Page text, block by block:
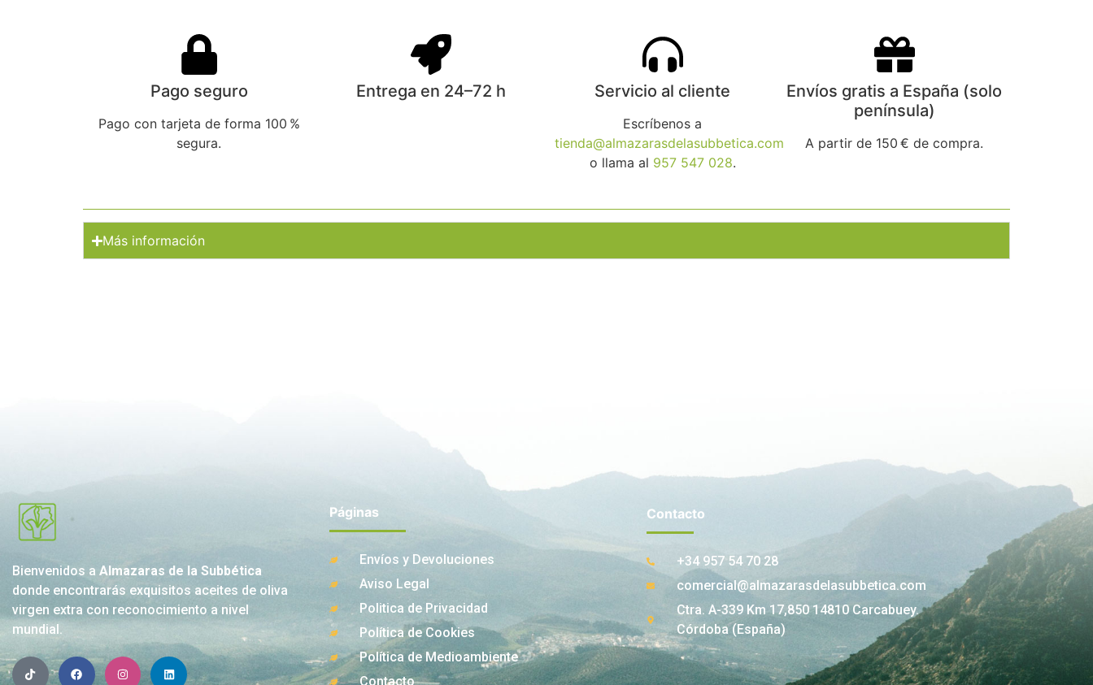
Pago seguro
Pago con tarjeta de forma 100 %
segura.
Entrega en 24–72 h Servicio al cliente
Escríbenos a
tienda@almazarasdelasubbetica.com
o llama al 957 547 028.
Envíos gratis a España (solo
península)
A partir de 150 € de compra.
Más información
Bienvenidos a Almazaras de la Subbética
donde encontrarás exquisitos aceites de oliva
virgen extra con reconocimiento a nivel
mundial.
Páginas
Envíos y Devoluciones
Aviso Legal
Politica de Privacidad
Política de Cookies
Política de Medioambiente
Contacto
Contacto
+34 957 54 70 28
comercial@almazarasdelasubbetica.com
Ctra. A-339 Km 17,850 14810 Carcabuey.
Córdoba (España)